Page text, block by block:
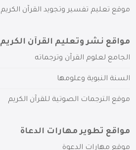
موقع تعليم تفسير وتجويد القرآن الكريم
مواقع نشر وتعليم القرآن الكريم
الجامع لعلوم القرآن وترجماته
السنة النبوية وعلومها
موقع الترجمات الصوتية للقرآن الكريم
مواقع تطوير مهارات الدعاة
موقع مهارات الدعوة